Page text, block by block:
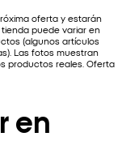
oferta y estarán
puede variar en
(algunos artículos
Las fotos muestran
productos reales. Oferta
en